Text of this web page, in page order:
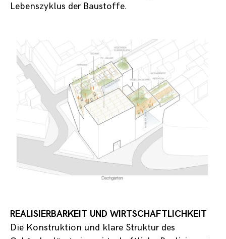
Lebenszyklus der Baustoffe.
REALISIERBARKEIT UND WIRTSCHAFTLICHKEIT
Die Konstruktion und klare Struktur des